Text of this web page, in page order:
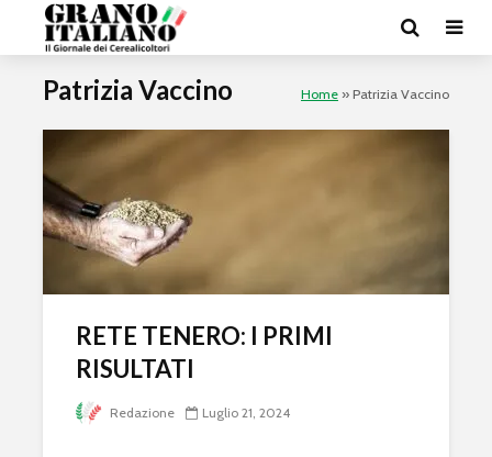
Patrizia Vaccino Home » Patrizia Vaccino
RETE TENERO: I PRIMI
RISULTATI
Redazione Luglio 21, 2024